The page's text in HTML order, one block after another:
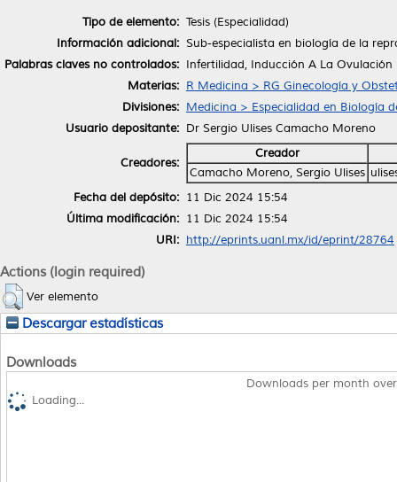
Tipo de elemento: Tesis (Especialidad)
Información adicional: Sub-especialista en biología de la
Palabras claves no controlados: Infertilidad, Inducción A La
Materias: R Medicina > RG Ginecología y
Divisiones: Medicina > Especialidad en Biología
Usuario depositante: Dr Sergio Ulises Camacho Moreno
Creadores:
Creador
Camacho Moreno, Sergio Ulises
Fecha del depósito: 11 Dic 2024 15:54
Última modificación: 11 Dic 2024 15:54
URI: http://eprints.uanl.mx/id/eprint/28764
Actions (login required)
Ver elemento
Descargar estadísticas
Downloads
Downloads per month
Loading...